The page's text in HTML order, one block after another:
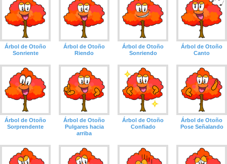
Árbol de Otoño
Sonriente
Árbol de Otoño
Riendo
Árbol de Otoño
Sonriendo
Árbol de Otoño
Canto
Árbol de Otoño
Sorprendente
Árbol de Otoño
Pulgares hacia
arriba
Árbol de Otoño
Confiado
Árbol de Otoño
Pose Señalando